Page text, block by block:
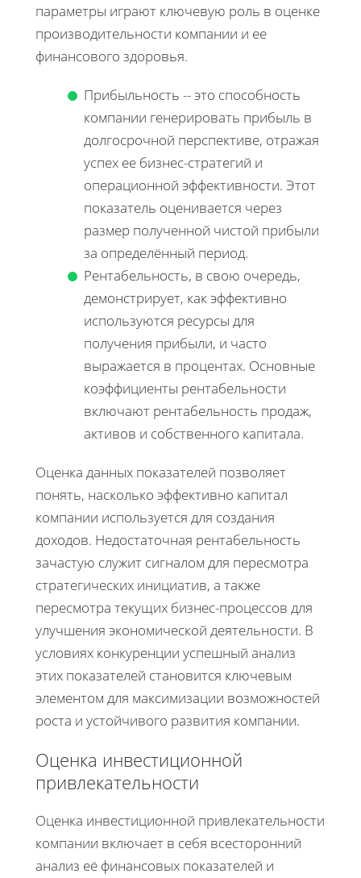
параметры играют ключевую роль в оценке
производительности компании и ее
финансового здоровья.
Прибыльность -- это способность
компании генерировать прибыль в
долгосрочной перспективе, отражая
успех ее бизнес-стратегий и
операционной эффективности. Этот
показатель оценивается через
размер полученной чистой прибыли
за определённый период.
Рентабельность, в свою очередь,
демонстрирует, как эффективно
используются ресурсы для
получения прибыли, и часто
выражается в процентах. Основные
коэффициенты рентабельности
включают рентабельность продаж,
активов и собственного капитала.
Оценка данных показателей позволяет
понять, насколько эффективно капитал
компании используется для создания
доходов. Недостаточная рентабельность
зачастую служит сигналом для пересмотра
стратегических инициатив, а также
пересмотра текущих бизнес-процессов для
улучшения экономической деятельности. В
условиях конкуренции успешный анализ
этих показателей становится ключевым
элементом для максимизации возможностей
роста и устойчивого развития компании.
Оценка инвестиционной
привлекательности
Оценка инвестиционной привлекательности
компании включает в себя всесторонний
анализ её финансовых показателей и